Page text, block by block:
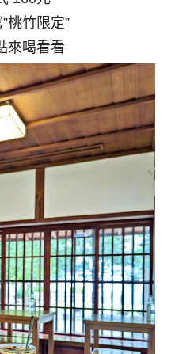
桃竹限定”
來喝看看